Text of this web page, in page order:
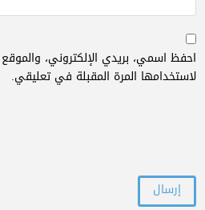
احفظ اسمي، بريدي الإلكتروني،
لاستخدامها المرة المقبلة في تعليقي.